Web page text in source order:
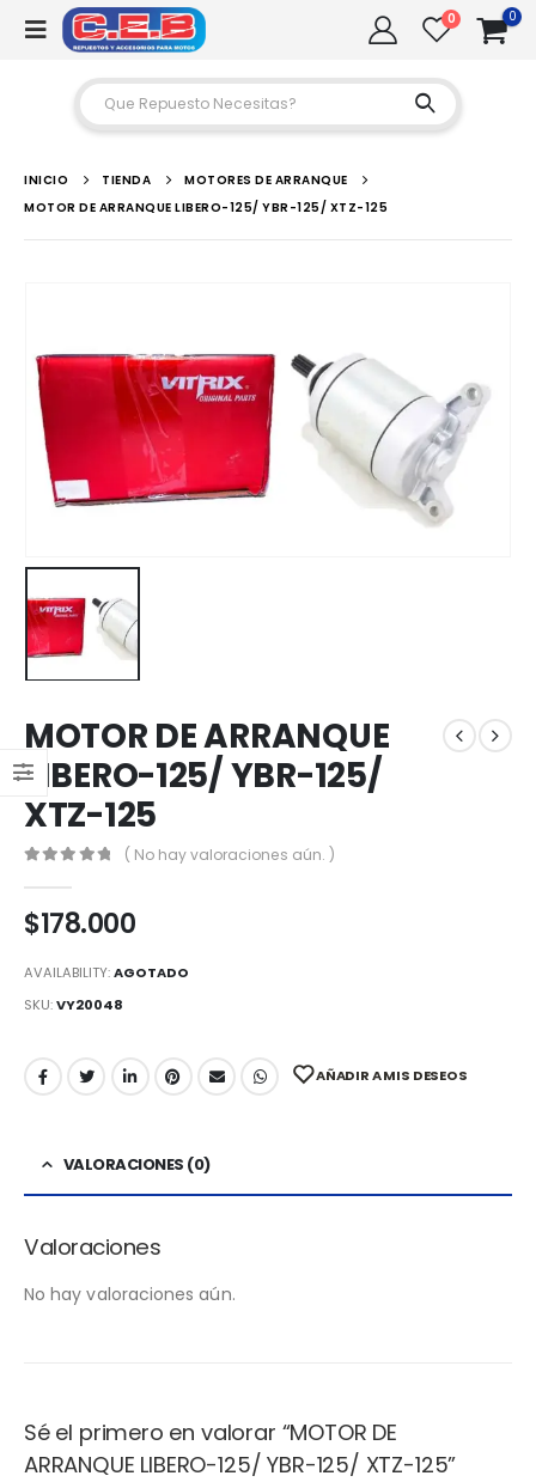
0 0
INICIO TIENDA
MOTORES DE ARRANQUE
MOTOR DE ARRANQUE LIBERO-125/ YBR-125/ XTZ-125
MOTOR DE ARRANQUE
LIBERO-125/ YBR-125/
XTZ-125
( No hay valoraciones aún. )
$178.000
AVAILABILITY:AGOTADO
SKU:VY20048
AÑADIR A MIS DESEOS
VALORACIONES (0)
Valoraciones
No hay valoraciones aún.
Sé el primero en valorar “MOTOR DE
ARRANQUE LIBERO-125/ YBR-125/ XTZ-125”